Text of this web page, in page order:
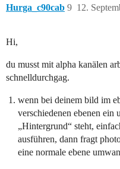
Hurga_c90cab 12.
9
Hi,
du musst mit alpha kanälen
schnelldurchgag.
wenn bei deinem bild im
verschiedenen ebenen ein
„Hintergrund“ steht,
ausführen, dann fragt
eine normale ebene